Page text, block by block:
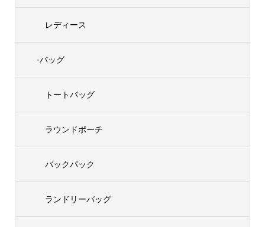
レディース
-バッグ
トートバッグ
ラウンドポーチ
バックパック
ランドリーバッグ